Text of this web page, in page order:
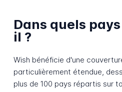
Dans quels
il ?
Wish bénéficie d'une
particulièrement étendue,
plus de 100 pays répartis sur